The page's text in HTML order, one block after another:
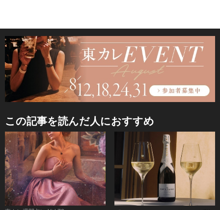
この記事を読んだ人におすすめ